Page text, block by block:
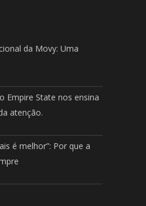
da Movy: Uma
Empire State nos ensina
atenção.
é melhor”: Por que a